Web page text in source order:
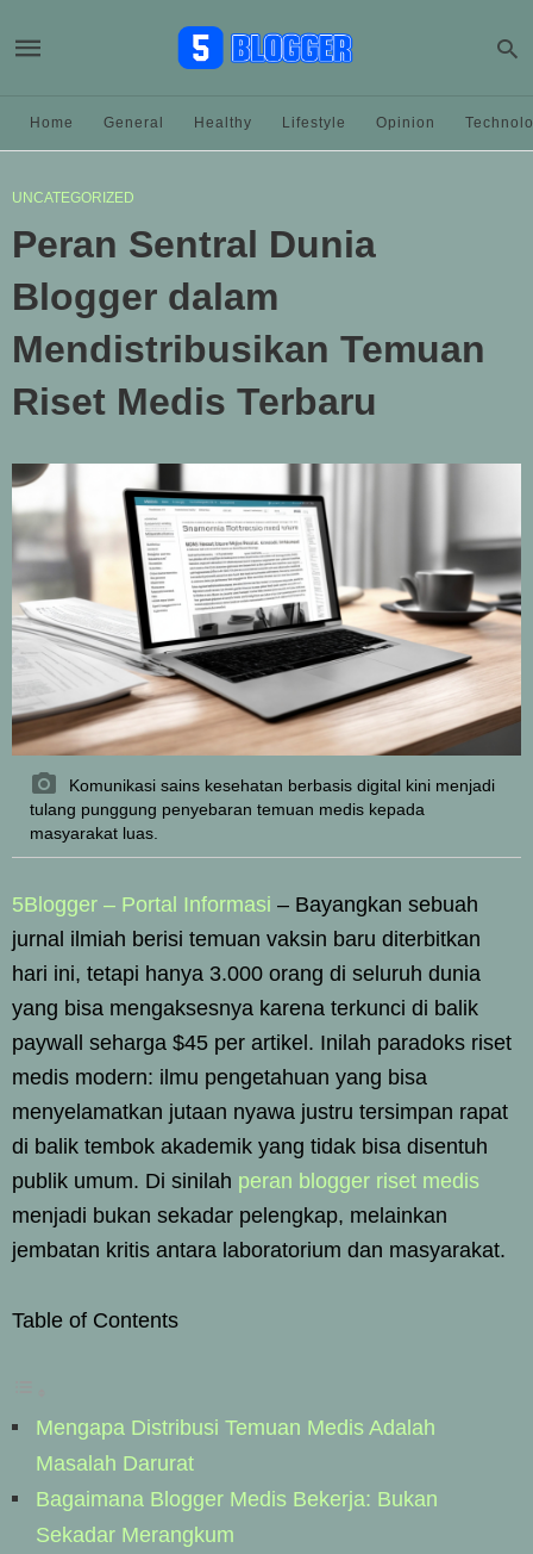
Home General Healthy Lifestyle Opinion
UNCATEGORIZED
Peran Sentral Dunia
Blogger dalam
Mendistribusikan Temuan
Riset Medis Terbaru
Komunikasi sains kesehatan berbasis digital kini menjadi
tulang punggung penyebaran temuan medis kepada
masyarakat luas.
5Blogger – Portal Informasi – Bayangkan sebuah
jurnal ilmiah berisi temuan vaksin baru diterbitkan
hari ini, tetapi hanya 3.000 orang di seluruh dunia
yang bisa mengaksesnya karena terkunci di balik
paywall seharga $45 per artikel. Inilah paradoks riset
medis modern: ilmu pengetahuan yang bisa
menyelamatkan jutaan nyawa justru tersimpan rapat
di balik tembok akademik yang tidak bisa disentuh
publik umum. Di sinilah peran blogger riset medis
menjadi bukan sekadar pelengkap, melainkan
jembatan kritis antara laboratorium dan masyarakat.
Table of Contents
Mengapa Distribusi Temuan Medis Adalah
Masalah Darurat
Bagaimana Blogger Medis Bekerja: Bukan
Sekadar Merangkum